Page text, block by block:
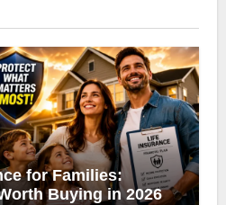
for Families:
Buying in 2026